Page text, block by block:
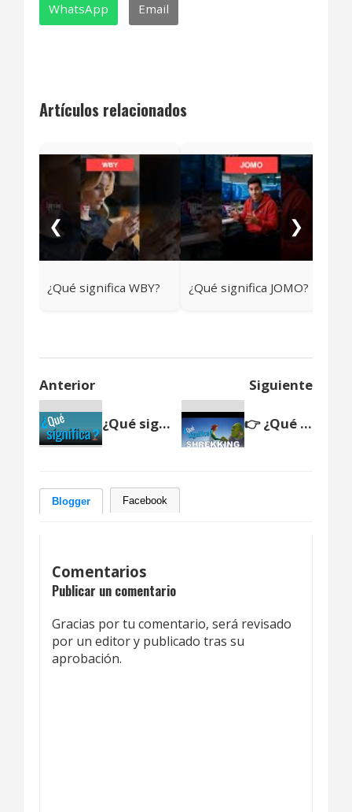
WhatsApp Email
Artículos relacionados
❮
¿Qué significa WBY? ¿Qué significa JOMO?
❯
Anterior Siguiente
¿Qué significa YWS? 👉 ¿Qué significa Shrekking? | El nuevo término de las apps de citas explicado
Blogger Facebook
Comentarios
Publicar un comentario
Gracias por tu comentario, será revisado
por un editor y publicado tras su
aprobación.